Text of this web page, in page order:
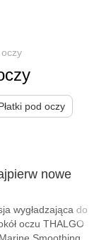
pod oczy
nowe